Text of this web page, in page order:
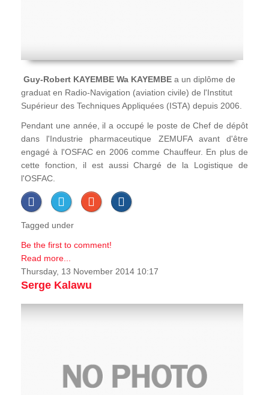
Guy-Robert KAYEMBE Wa KAYEMBE a un diplôme de
graduat en Radio-Navigation (aviation civile) de l'Institut
Supérieur des Techniques Appliquées (ISTA) depuis 2006.
Pendant une année, il a occupé le poste de Chef de dépôt
dans l'Industrie pharmaceutique ZEMUFA avant d'être
engagé à l'OSFAC en 2006 comme Chauffeur. En plus de
cette fonction, il est aussi Chargé de la Logistique de
l'OSFAC.
Tagged under
Be the first to comment!
Read more...
Thursday, 13 November 2014 10:17
Serge Kalawu